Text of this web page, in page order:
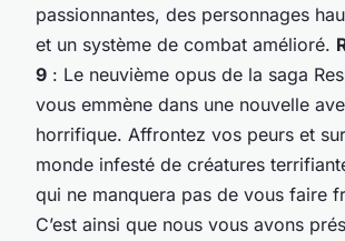
passionnantes, des personnages
et un système de combat amélioré.
9 : Le neuvième opus de la saga
vous emmène dans une nouvelle
horrifique. Affrontez vos peurs et
monde infesté de créatures
qui ne manquera pas de vous faire
C’est ainsi que nous vous avons